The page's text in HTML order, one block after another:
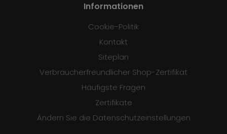
Informationen
Cookie-Politik
Kontakt
Siteplan
Verbraucherfreundlicher Shop-Zertifikat
Häufigste Fragen
Zertifikate
Ändern Sie die Datenschutzeinstellungen